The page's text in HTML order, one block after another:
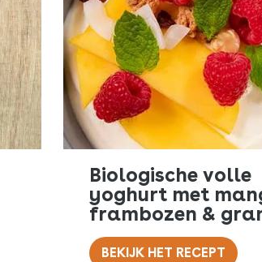
Biologische volle
yoghurt met
frambozen &
BEKIJK HET RECEPT